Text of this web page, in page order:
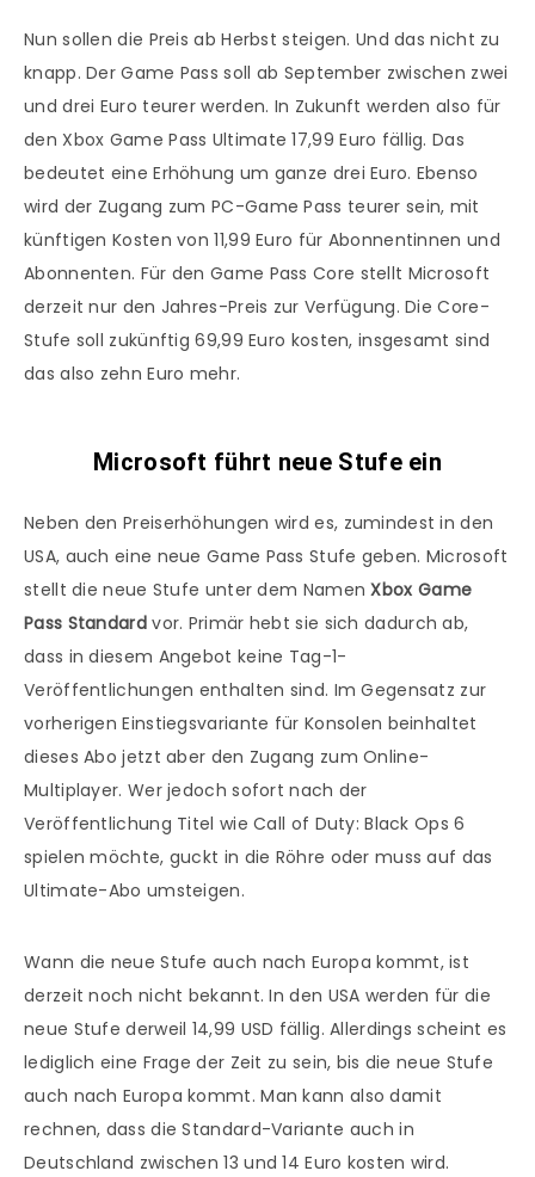
Nun sollen die Preis ab Herbst steigen. Und das nicht zu
knapp. Der Game Pass soll ab September zwischen zwei
und drei Euro teurer werden. In Zukunft werden also für
den Xbox Game Pass Ultimate 17,99 Euro fällig. Das
bedeutet eine Erhöhung um ganze drei Euro. Ebenso
wird der Zugang zum PC-Game Pass teurer sein, mit
künftigen Kosten von 11,99 Euro für Abonnentinnen und
Abonnenten. Für den Game Pass Core stellt Microsoft
derzeit nur den Jahres-Preis zur Verfügung. Die Core-
Stufe soll zukünftig 69,99 Euro kosten, insgesamt sind
das also zehn Euro mehr.
Microsoft führt neue Stufe ein
Neben den Preiserhöhungen wird es, zumindest in den
USA, auch eine neue Game Pass Stufe geben. Microsoft
stellt die neue Stufe unter dem NamenXbox Game
Pass Standardvor. Primär hebt sie sich dadurch ab,
dass in diesem Angebot keine Tag-1-
Veröffentlichungen enthalten sind. Im Gegensatz zur
vorherigen Einstiegsvariante für Konsolen beinhaltet
dieses Abo jetzt aber den Zugang zum Online-
Multiplayer. Wer jedoch sofort nach der
Veröffentlichung Titel wie Call of Duty: Black Ops 6
spielen möchte, guckt in die Röhre oder muss auf das
Ultimate-Abo umsteigen.
Wann die neue Stufe auch nach Europa kommt, ist
derzeit noch nicht bekannt. In den USA werden für die
neue Stufe derweil 14,99 USD fällig. Allerdings scheint es
lediglich eine Frage der Zeit zu sein, bis die neue Stufe
auch nach Europa kommt. Man kann also damit
rechnen, dass die Standard-Variante auch in
Deutschland zwischen 13 und 14 Euro kosten wird.